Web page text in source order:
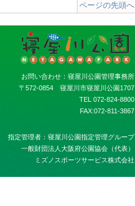
ページの先頭へ
お問い合わせ：寝屋川公園管理事務所
〒572-0854 寝屋川市寝屋川公園1707
TEL 072-824-8800
FAX:072-811-3867
指定管理者：寝屋川公園指定管理グループ
一般財団法人大阪府公園協会（代表）
ミズノスポーツサービス株式会社